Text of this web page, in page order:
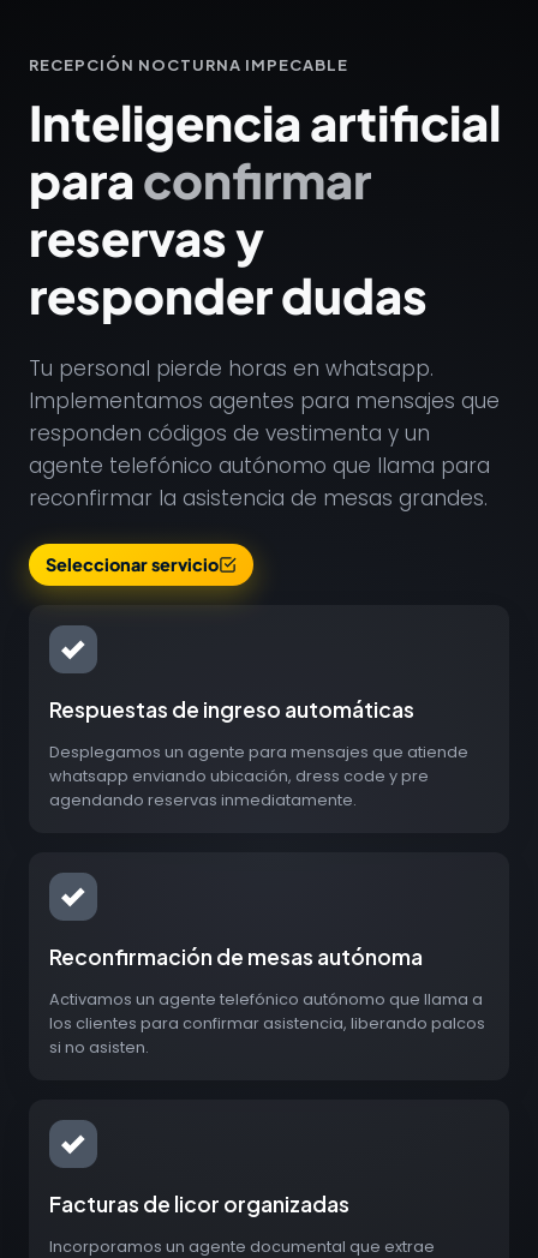
RECEPCIÓN NOCTURNA IMPECABLE
Inteligencia artificial
paraconfirmar
reservas y
responder dudas
Tu personal pierde horas en whatsapp.
Implementamos agentes para mensajes que
responden códigos de vestimenta y un
agente telefónico autónomo que llama para
reconfirmar la asistencia de mesas grandes.
Seleccionar servicio
Respuestas de ingreso automáticas
Desplegamos un agente para mensajes que atiende
whatsapp enviando ubicación, dress code y pre
agendando reservas inmediatamente.
Reconfirmación de mesas autónoma
Activamos un agente telefónico autónomo que llama a
los clientes para confirmar asistencia, liberando palcos
si no asisten.
Facturas de licor organizadas
Incorporamos un agente documental que extrae